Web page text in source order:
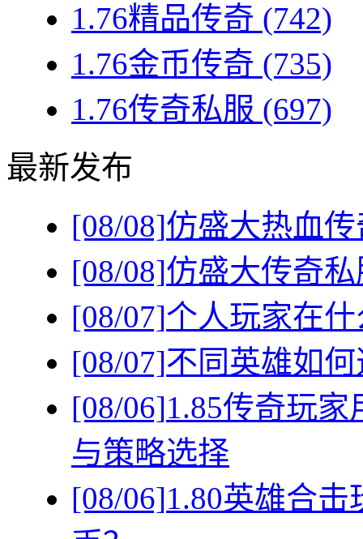
1.76精品传奇 (742)
1.76金币传奇 (735)
1.76传奇私服 (697)
最新发布
[08/08]仿盛大热血
[08/08]仿盛大传奇
[08/07]个人玩家在
[08/07]不同英雄如
[08/06]1.85传奇玩
与策略选择
[08/06]1.80英雄合